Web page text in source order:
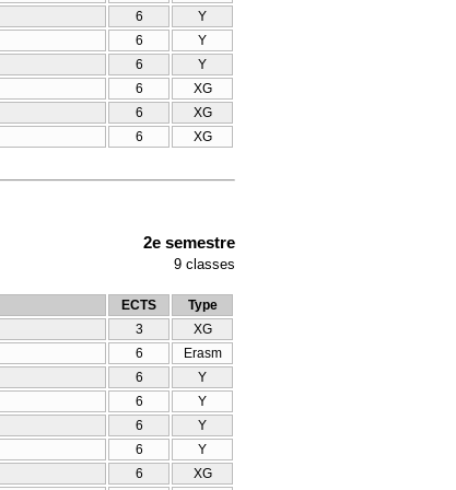
6
Y
6
Y
6
Y
6
XG
6
XG
6 XG
2e semestre
9 classes
ECTS
Type
3
XG
6
Erasm
6
Y
6
Y
6
Y
6
Y
6
XG